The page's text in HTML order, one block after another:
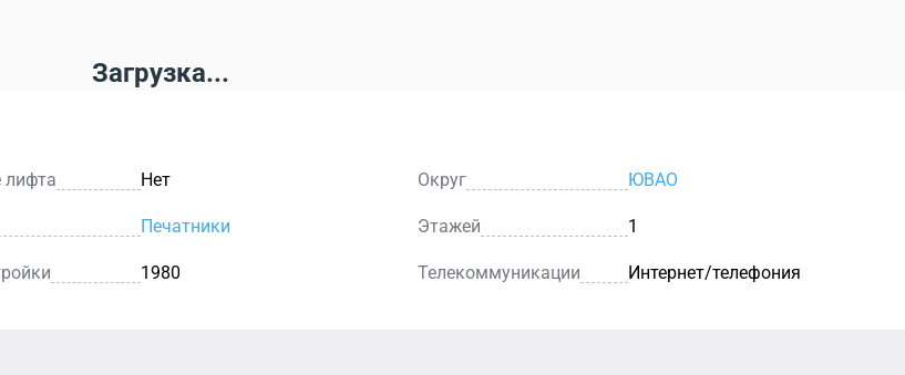
Загрузка...
лифта Нет Округ ЮВАО
Печатники Этажей 1
1980 Телекоммуникации Интернет/телефония